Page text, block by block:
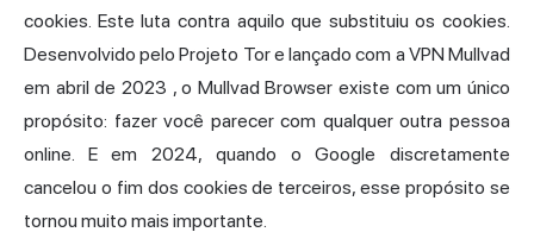
cookies. Este luta contra aquilo que substituiu os cookies.
Desenvolvido pelo Projeto Tor e lançado com a VPN Mullvad
em abril de 2023 , o Mullvad Browser existe com um único
propósito: fazer você parecer com qualquer outra pessoa
online. E em 2024, quando o Google discretamente
cancelou o fim dos cookies de terceiros, esse propósito se
tornou muito mais importante.